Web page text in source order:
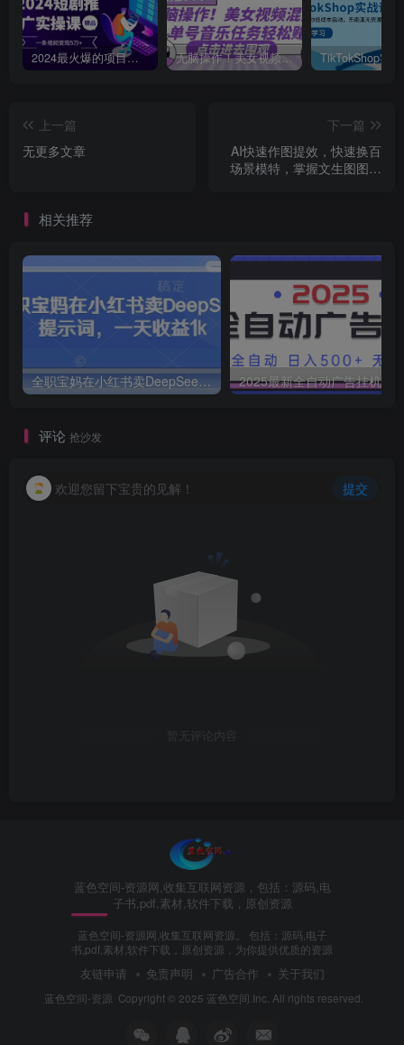
2024最火爆的项目短剧推广实操课，一条视频变现5万+【附软件工具】 无脑操作！美女视频混剪，单号音乐任务轻松日入3张+
上一篇
无更多文章
下一篇
AI快速作图提效，快速换百
场景模特，掌握文生图图生
相关推荐
全职宝妈在小红书卖DeepSeek提示词，一天收益1k
评论 抢沙发
欢迎您留下宝贵的见解！ 提交
暂无评论内容
蓝色空间-资源网,收集互联网资源，包括：源码,电
子书,pdf,素材,软件下载，原创资源
蓝色空间-资源网,收集互联网资源。 包括：源码,电子
书,pdf,素材,软件下载，原创资源，为你提供优质的资源
友链申请 免责声明 广告合作 关于我们
蓝色空间-资源 Copyright © 2025 蓝色空间.Inc. All rights reserved.